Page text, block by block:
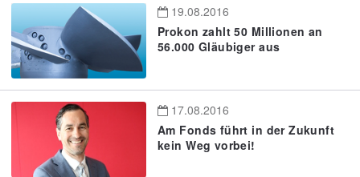
19.08.2016
Prokon zahlt 50 Millionen an
56.000 Gläubiger aus
17.08.2016
Am Fonds führt in der Zukunft
kein Weg vorbei!